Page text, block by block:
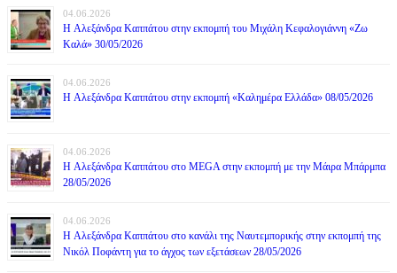
04.06.2026
H Αλεξάνδρα Καππάτου στην εκπομπή του Μιχάλη Κεφαλογιάννη «Ζω
Καλά» 30/05/2026
04.06.2026
H Αλεξάνδρα Καππάτου στην εκπομπή «Καλημέρα Ελλάδα» 08/05/2026
04.06.2026
H Αλεξάνδρα Καππάτου στο MEGA στην εκπομπή με την Μάιρα Mπάρμπα
28/05/2026
04.06.2026
H Αλεξάνδρα Καππάτου στο κανάλι της Ναυτεμπορικής στην εκπομπή της
Νικόλ Ποφάντη για το άγχος των εξετάσεων 28/05/2026